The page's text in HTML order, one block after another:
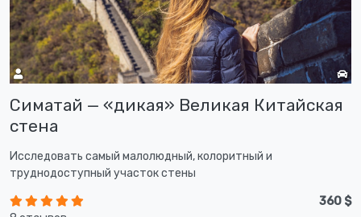
Симатай — «дикая» Великая Китайская
стена
Исследовать самый малолюдный, колоритный и
труднодоступный участок стены
360 $